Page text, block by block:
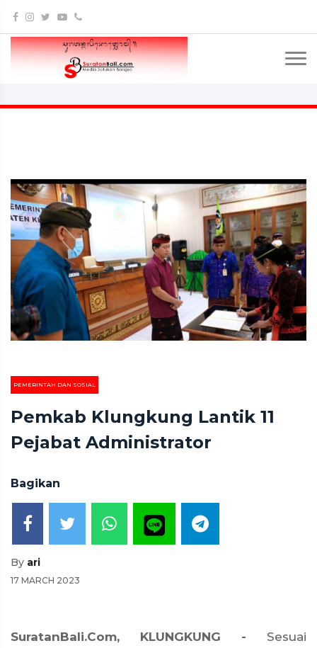
PEMERINTAH DAN SOSIAL
Pemkab Klungkung Lantik 11
Pejabat Administrator
Bagikan
By ari
17 MARCH 2023
SuratanBali.Com, KLUNGKUNG - Sesuai